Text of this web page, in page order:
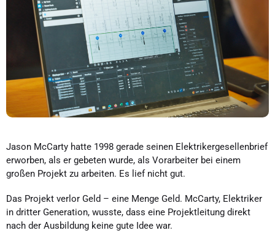
Jason McCarty hatte 1998 gerade seinen Elektrikergesellenbrief
erworben, als er gebeten wurde, als Vorarbeiter bei einem
großen Projekt zu arbeiten. Es lief nicht gut.
Das Projekt verlor Geld – eine Menge Geld. McCarty, Elektriker
in dritter Generation, wusste, dass eine Projektleitung direkt
nach der Ausbildung keine gute Idee war.